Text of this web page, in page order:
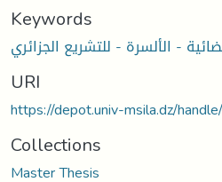
Keywords
- الألسرة - للتشريع الجزائري
URI
https://depot.univ-msila.dz/
Collections
Master Thesis